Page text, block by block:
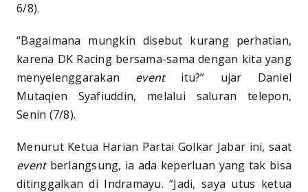
6/8).
“Bagaimana mungkin disebut kurang perhatian,
karena DK Racing bersama-sama dengan kita yang
menyelenggarakan eventitu?” ujar Daniel
Mutaqien Syafiuddin, melalui saluran telepon,
Senin (7/8).
Menurut Ketua Harian Partai Golkar Jabar ini, saat
eventberlangsung, ia ada keperluan yang tak bisa
ditinggalkan di Indramayu. “Jadi, saya utus ketua